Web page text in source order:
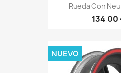
Rueda Con
134,00
NUEVO